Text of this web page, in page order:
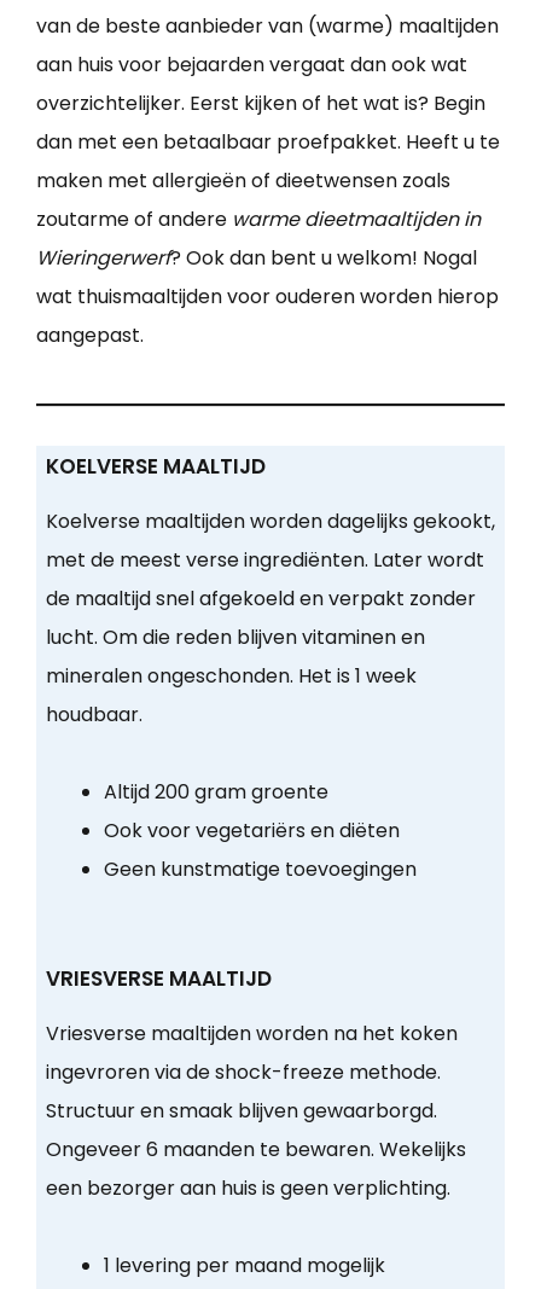
van de beste aanbieder van (warme) maaltijden
aan huis voor bejaarden vergaat dan ook wat
overzichtelijker. Eerst kijken of het wat is? Begin
dan met een betaalbaar proefpakket. Heeft u te
maken met allergieën of dieetwensen zoals
zoutarme of andere warme dieetmaaltijden in
Wieringerwerf? Ook dan bent u welkom! Nogal
wat thuismaaltijden voor ouderen worden hierop
aangepast.
KOELVERSE MAALTIJD
Koelverse maaltijden worden dagelijks gekookt,
met de meest verse ingrediënten. Later wordt
de maaltijd snel afgekoeld en verpakt zonder
lucht. Om die reden blijven vitaminen en
mineralen ongeschonden. Het is 1 week
houdbaar.
Altijd 200 gram groente
Ook voor vegetariërs en diëten
Geen kunstmatige toevoegingen
VRIESVERSE MAALTIJD
Vriesverse maaltijden worden na het koken
ingevroren via de shock-freeze methode.
Structuur en smaak blijven gewaarborgd.
Ongeveer 6 maanden te bewaren. Wekelijks
een bezorger aan huis is geen verplichting.
1 levering per maand mogelijk